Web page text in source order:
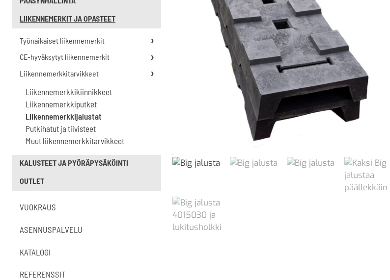
LIIKENNEMERKIT JA OPASTEET
Työnaikaiset liikennemerkit
CE-hyväksytyt liikennemerkit
Liikennemerkkitarvikkeet
Liikennemerkkikiinnikkeet
Liikennemerkkiputket
Liikennemerkkijalustat
Putkihatut ja tiivisteet
Muut liikennemerkkitarvikkeet
KALUSTEET JA PYÖRÄPYSÄKÖINTI
OUTLET
VUOKRAUS
ASENNUSPALVELU
KATALOGI
REFERENSSIT